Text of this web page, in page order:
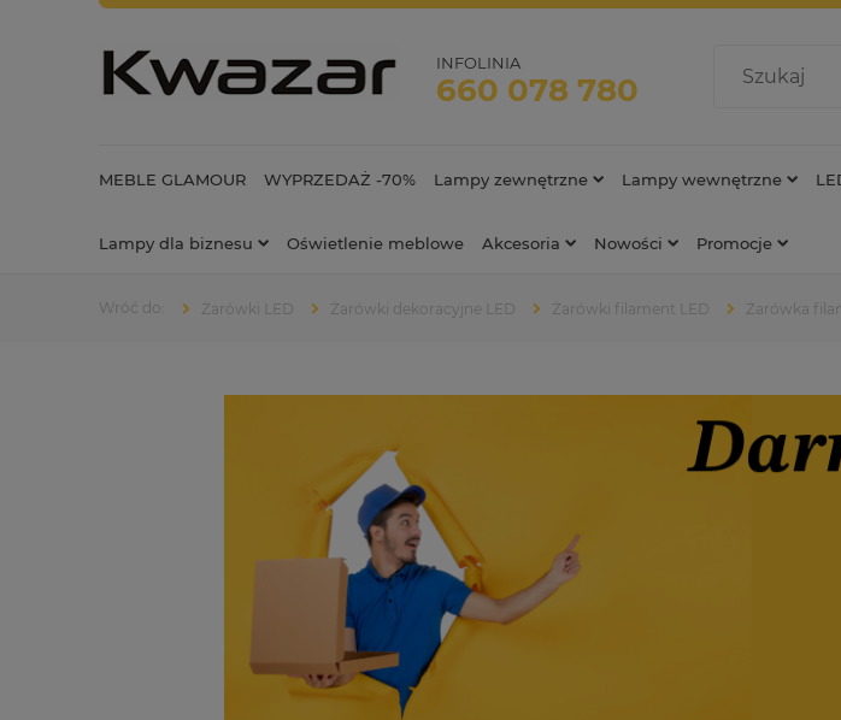
INFOLINIA
660 078 780
MEBLE GLAMOUR WYPRZEDAŻ -70% Lampy zewnętrzne Lampy wewnętrzne
Lampy dla biznesu Oświetlenie meblowe Akcesoria Nowości Promocje
Żarówki LED Żarówki dekoracyjne LED Żarówki filament LED Żarówka